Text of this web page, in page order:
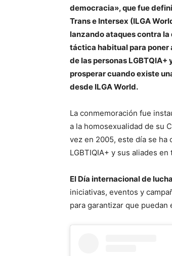
democracia», que fue
Trans e Intersex (ILGA
lanzando ataques contra
táctica habitual para poner
de las personas
prosperar cuando existe
desde ILGA World.
La conmemoración fue
a la homosexualidad de su
vez en 2005, este día se
LGBTIQIA+ y sus aliades
El Día internacional de
iniciativas, eventos y
para garantizar que